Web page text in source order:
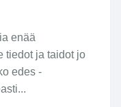
enää
tiedot ja taidot jo
edes -